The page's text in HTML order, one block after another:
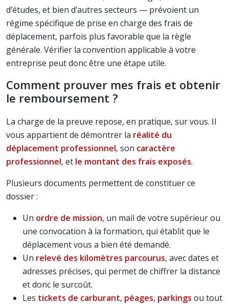
d’études, et bien d’autres secteurs — prévoient un
régime spécifique de prise en charge des frais de
déplacement, parfois plus favorable que la règle
générale. Vérifier la convention applicable à votre
entreprise peut donc être une étape utile.
Comment prouver mes frais et obtenir
le remboursement ?
La charge de la preuve repose, en pratique, sur vous. Il
vous appartient de démontrer la réalité du
déplacement professionnel, son caractère
professionnel, et le montant des frais exposés.
Plusieurs documents permettent de constituer ce
dossier :
Un ordre de mission, un mail de votre supérieur ou
une convocation à la formation, qui établit que le
déplacement vous a bien été demandé.
Un relevé des kilomètres parcourus, avec dates et
adresses précises, qui permet de chiffrer la distance
et donc le surcoût.
Les tickets de carburant, péages, parkings ou tout